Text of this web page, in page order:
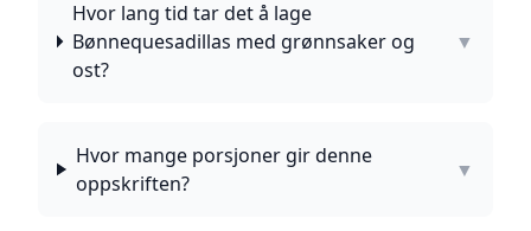
Hvor lang tid tar det å lage
Bønnequesadillas med grønnsaker og
ost?
▼
Hvor mange porsjoner gir denne
oppskriften?
▼